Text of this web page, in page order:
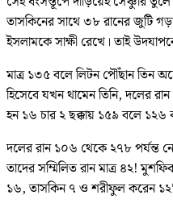
তাসকিনের সাথে ৩৮ রানের জুটি
ইসলামকে সাক্ষী রেখে। তাই
মাত্র ১৩৫ বলে লিটন পৌঁছান তিন
হিসেবে যখন থামেন তিনি, দলের
হন ১৬ চার ২ ছক্কায় ১৫৯ বলে ১২৬
দলের রান ১০৬ থেকে ২৭৮ পর্যন্ত
তাদের সম্মিলিত রান মাত্র ৪২!
১৬, তাসকিন ৭ ও শরীফুল করেন